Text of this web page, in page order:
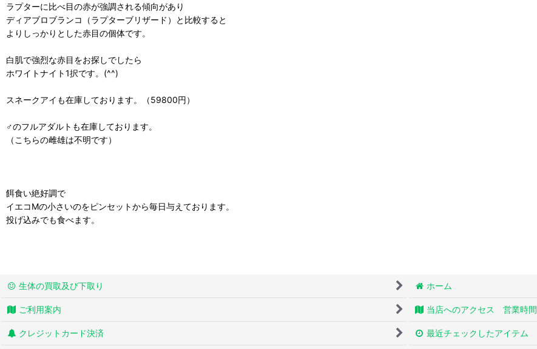
ラプターに比べ目の赤が強調される傾向があり
ディアブロブランコ（ラプターブリザード）と比較すると
よりしっかりとした赤目の個体です。
白肌で強烈な赤目をお探しでしたら
ホワイトナイト1択です。(^^)
スネークアイも在庫しております。（59800円）
♂のフルアダルトも在庫しております。
（こちらの雌雄は不明です）
餌食い絶好調で
イエコMの小さいのをピンセットから毎日与えております。
投げ込みでも食べます。
生体の買取及び下取り ホーム
ご利用案内 当店へのアクセス 営業時間
クレジットカード決済 最近チェックしたアイテム